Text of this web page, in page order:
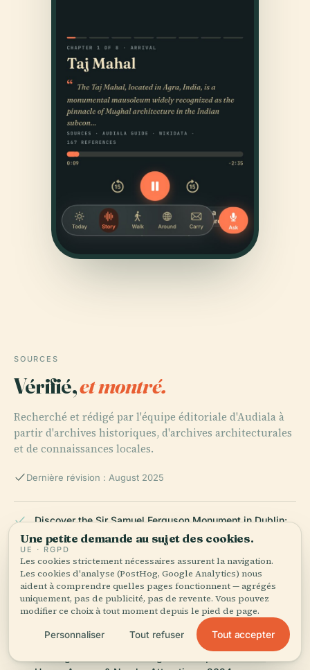
SOURCES
Vérifié,et montré.
Recherché et rédigé par l'équipe éditoriale d'Audiala à
partir d'archives historiques, d'archives architecturales
et de connaissances locales.
Dernière révision : August 2025
Discover the Sir Samuel Ferguson Monument in Dublin:
Visiting Hours, Tickets, and Travel Tips, 2024
Visiting the Commemorative Plaque to Sir Samuel
Ferguson in Dublin: History, Location & Tips, 2024
Une petite demande au sujet des cookies.
UE · RGPD
Les cookies strictement nécessaires assurent la navigation.
Les cookies d'analyse (PostHog, Google Analytics) nous
aident à comprendre quelles pages fonctionnent — agrégés
uniquement, pas de publicité, pas de revente. Vous pouvez
modifier ce choix à tout moment depuis le pied de page.
Personnaliser Tout refuser Tout accepter